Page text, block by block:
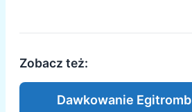
Zobacz też:
Dawkowanie Egitromb